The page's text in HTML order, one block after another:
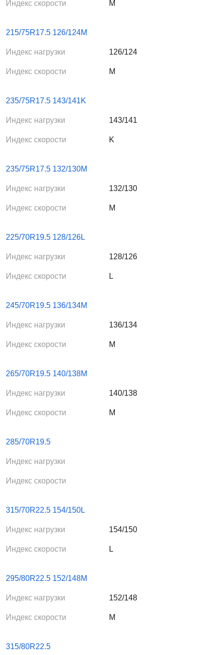
Индекс скорости M
215/75R17.5 126/124M
Индекс нагрузки 126/124
Индекс скорости M
235/75R17.5 143/141K
Индекс нагрузки 143/141
Индекс скорости K
235/75R17.5 132/130M
Индекс нагрузки 132/130
Индекс скорости M
225/70R19.5 128/126L
Индекс нагрузки 128/126
Индекс скорости L
245/70R19.5 136/134M
Индекс нагрузки 136/134
Индекс скорости M
265/70R19.5 140/138M
Индекс нагрузки 140/138
Индекс скорости M
285/70R19.5
Индекс нагрузки
Индекс скорости
315/70R22.5 154/150L
Индекс нагрузки 154/150
Индекс скорости L
295/80R22.5 152/148M
Индекс нагрузки 152/148
Индекс скорости M
315/80R22.5